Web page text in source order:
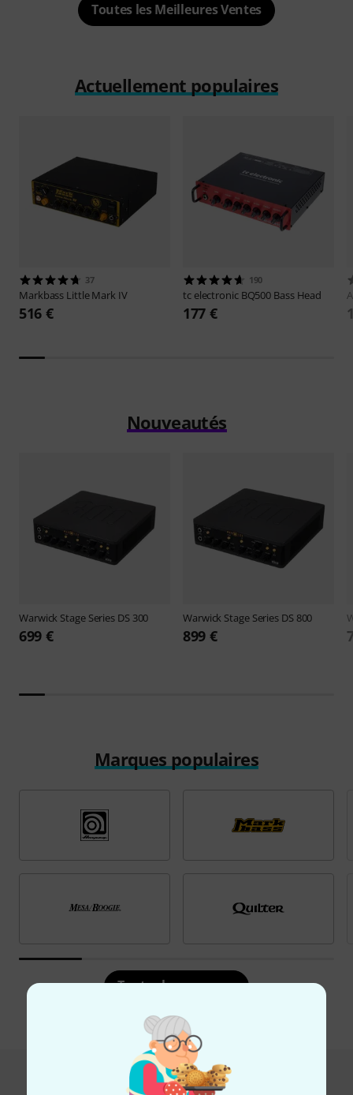
Toutes les Meilleures Ventes
Actuellement populaires
37
Markbass Little Mark IV
516 €
190
tc electronic BQ500 Bass Head
177 €
Nouveautés
Warwick Stage Series DS 300
699 €
Warwick Stage Series DS 800
899 €
Marques populaires
Toutes les marques
Hot Deals